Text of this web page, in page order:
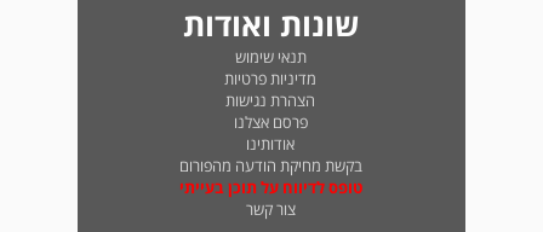
שונות ואודות
תנאי שימוש
מדיניות פרטיות
הצהרת נגישות
פרסם אצלנו
אודותינו
בקשת מחיקת הודעה מהפורום
טופס לדיווח על תוכן בעייתי
צור קשר